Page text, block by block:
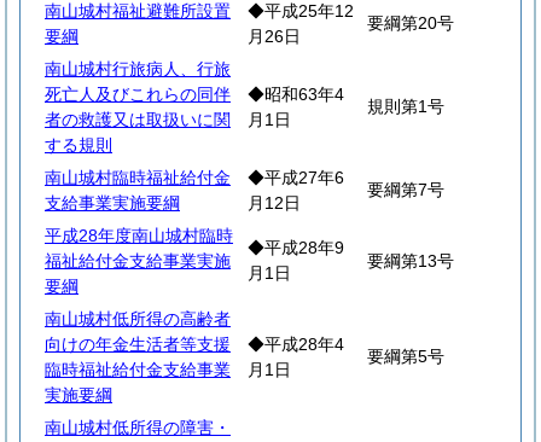
南山城村福祉避難所設置
要綱
◆平成25年12
月26日
要綱第20号
南山城村行旅病人、行旅
死亡人及びこれらの同伴
者の救護又は取扱いに関
する規則
◆昭和63年4
月1日
規則第1号
南山城村臨時福祉給付金
支給事業実施要綱
◆平成27年6
月12日
要綱第7号
平成28年度南山城村臨時
福祉給付金支給事業実施
要綱
◆平成28年9
月1日
要綱第13号
南山城村低所得の高齢者
向けの年金生活者等支援
臨時福祉給付金支給事業
実施要綱
◆平成28年4
月1日
要綱第5号
南山城村低所得の障害・